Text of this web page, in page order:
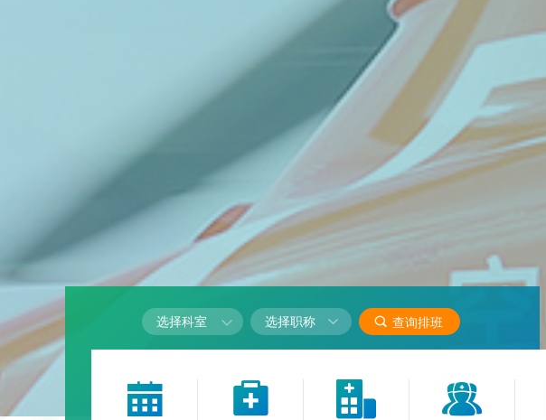
选择科室   查询排班
   